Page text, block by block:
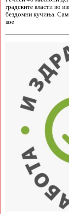
градските власти во
бездомни кучиња.
кое